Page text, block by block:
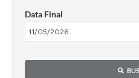
Data Final